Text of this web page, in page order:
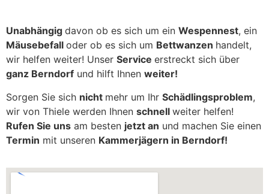
Unabhängig davon ob es sich um ein Wespennest, ein
Mäusebefall oder ob es sich um Bettwanzen handelt,
wir helfen weiter! Unser Service erstreckt sich über
ganz Berndorf und hilft Ihnen weiter!
Sorgen Sie sich nicht mehr um Ihr Schädlingsproblem,
wir von Thiele werden Ihnen schnell weiter helfen!
Rufen Sie uns am besten jetzt an und machen Sie einen
Termin mit unseren Kammerjägern in Berndorf!